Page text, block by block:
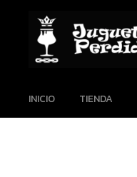
INICIO TIENDA